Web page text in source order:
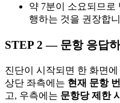
약 7분이 소요되므로
행하는 것을 권장합
STEP 2 — 문항 응답
진단이 시작되면 한 화면
상단 좌측에는 현재 문항
고, 우측에는 문항당 제한